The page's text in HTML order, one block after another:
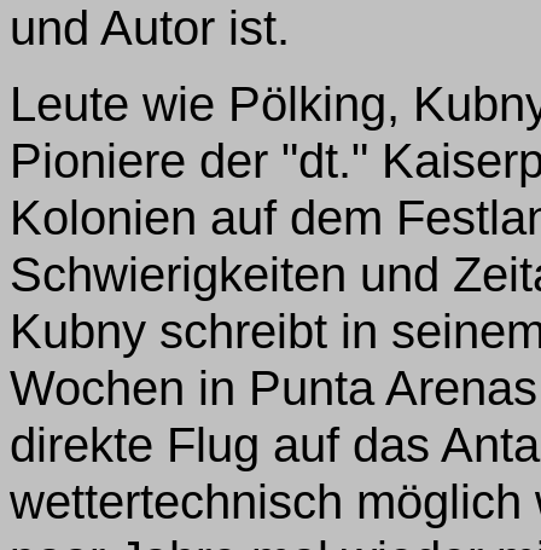
und Autor ist.
Leute wie Pölking,
Pioniere der "dt."
Kolonien auf dem
Schwierigkeiten und
Kubny schreibt in
Wochen in Punta
direkte Flug auf das
wettertechnisch